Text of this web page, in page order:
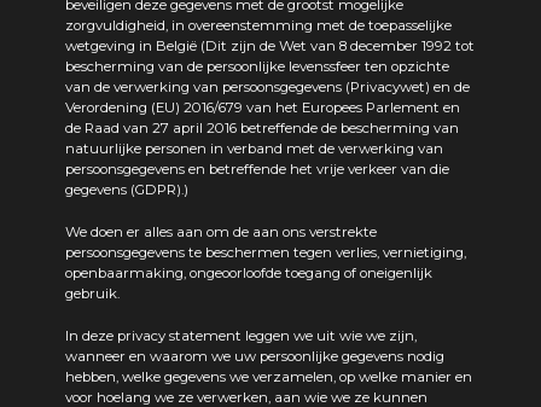
beveiligen deze gegevens met de grootst mogelijke
zorgvuldigheid, in overeenstemming met de toepasselijke
wetgeving in België (Dit zijn de Wet van 8 december 1992 tot
bescherming van de persoonlijke levenssfeer ten opzichte
van de verwerking van persoonsgegevens (Privacywet) en de
Verordening (EU) 2016/679 van het Europees Parlement en
de Raad van 27 april 2016 betreffende de bescherming van
natuurlijke personen in verband met de verwerking van
persoonsgegevens en betreffende het vrije verkeer van die
gegevens (GDPR).)
We doen er alles aan om de aan ons verstrekte
persoonsgegevens te beschermen tegen verlies, vernietiging,
openbaarmaking, ongeoorloofde toegang of oneigenlijk
gebruik.
In deze privacy statement leggen we uit wie we zijn,
wanneer en waarom we uw persoonlijke gegevens nodig
hebben, welke gegevens we verzamelen, op welke manier en
voor hoelang we ze verwerken, aan wie we ze kunnen